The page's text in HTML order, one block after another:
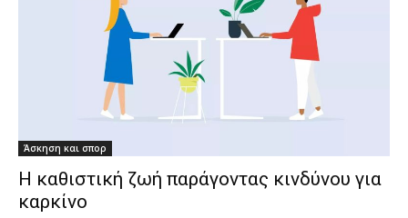
Άσκηση και σπορ
H καθιστική ζωή παράγοντας κινδύνου για
καρκίνο